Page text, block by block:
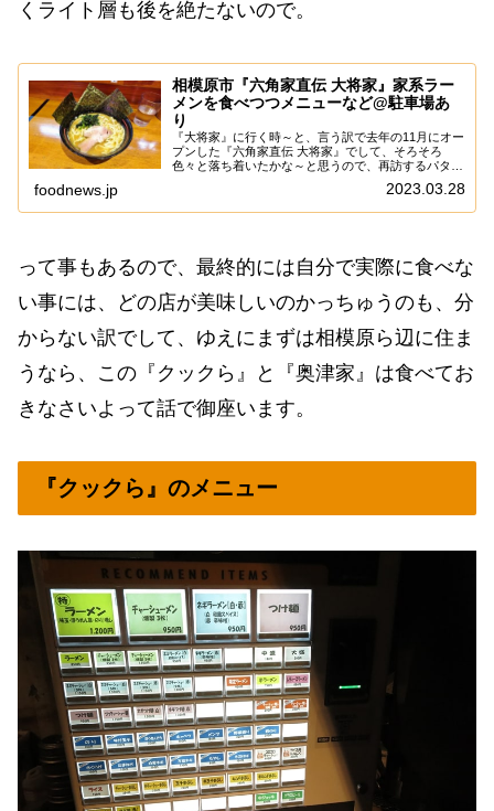
くライト層も後を絶たないので。
相模原市『六角家直伝 大将家』家系ラー
メンを食べつつメニューなど@駐車場あ
り
『大将家』に行く時～と、言う訳で去年の11月にオー
プンした『六角家直伝 大将家』でして、そろそろ
色々と落ち着いたかな～と思うので、再訪するパター
ンで御座います。いや、この『大将家』もオープンし
てから値段を調整したり、朝営業をやってみたり
と、...
foodnews.jp 2023.03.28
って事もあるので、最終的には自分で実際に食べな
い事には、どの店が美味しいのかっちゅうのも、分
からない訳でして、ゆえにまずは相模原ら辺に住ま
うなら、この『クックら』と『奥津家』は食べてお
きなさいよって話で御座います。
『クックら』のメニュー